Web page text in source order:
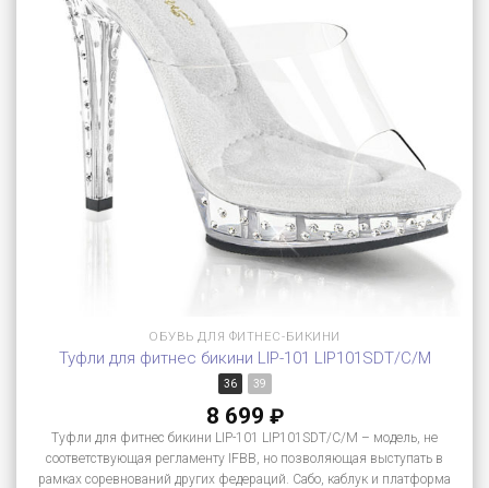
ОБУВЬ ДЛЯ ФИТНЕС-БИКИНИ
Туфли для фитнес бикини LIP-101 LIP101SDT/C/M
36 39
8 699 ₽
Туфли для фитнес бикини LIP-101 LIP101SDT/C/M – модель, не
соответствующая регламенту IFBB, но позволяющая выступать в
рамках соревнований других федераций. Сабо, каблук и платформа